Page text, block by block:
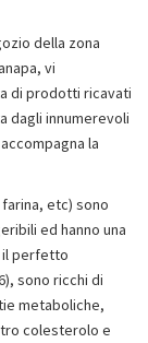
della zona
vi
di prodotti ricavati
dagli innumerevoli
la
farina, etc) sono
ed hanno una
il perfetto
sono ricchi di
metaboliche,
colesterolo e